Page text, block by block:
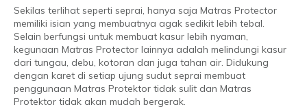
Sekilas terlihat seperti seprai, hanya saja Matras Protector
memiliki isian yang membuatnya agak sedikit lebih tebal.
Selain berfungsi untuk membuat kasur lebih nyaman,
kegunaan Matras Protector lainnya adalah melindungi kasur
dari tungau, debu, kotoran dan juga tahan air. Didukung
dengan karet di setiap ujung sudut seprai membuat
penggunaan Matras Protektor tidak sulit dan Matras
Protektor tidak akan mudah bergerak.